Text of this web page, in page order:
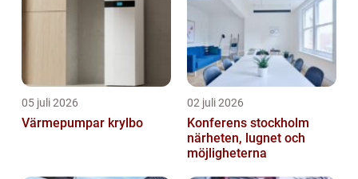
05 juli 2026
Värmepumpar krylbo
02 juli 2026
Konferens stockholm
närheten, lugnet och
möjligheterna